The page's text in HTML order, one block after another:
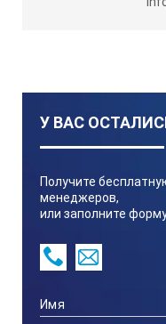
обработанные
Метрические
классах и группах
Технические
129:
У ВАС
Получите
менеджеров,
или заполните